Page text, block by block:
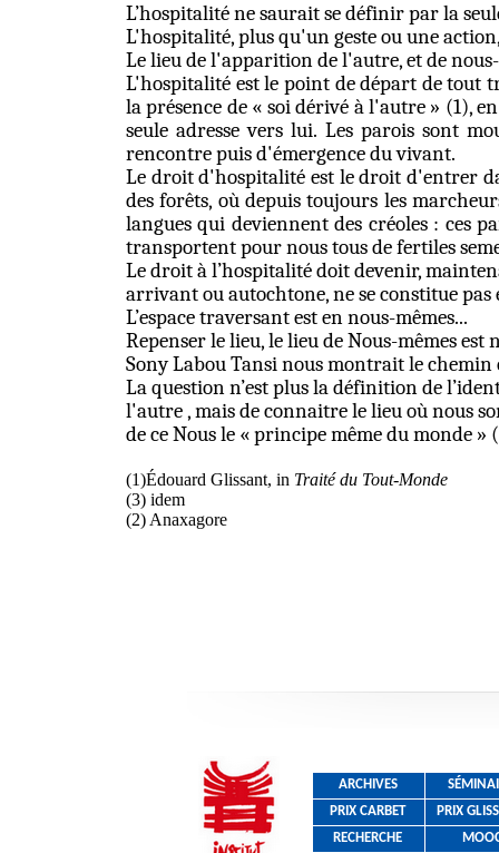
L’hospitalité ne saurait se définir par la
L'hospitalité, plus qu'un geste ou une
Le lieu de l'apparition de l'autre, et de
L'hospitalité est le point de départ de tout
la présence de « soi dérivé à l'autre » (1),
seule adresse vers lui. Les parois sont
rencontre puis d'émergence du vivant.
Le droit d'hospitalité est le droit d'entrer
des forêts, où depuis toujours les
langues qui deviennent des créoles : ces
transportent pour nous tous de fertiles
Le droit à l’hospitalité doit devenir,
arrivant ou autochtone, ne se constitue
L’espace traversant est en nous-mêmes...
Repenser le lieu, le lieu de Nous-mêmes
Sony Labou Tansi nous montrait le chemin
La question n’est plus la définition de
l'autre , mais de connaitre le lieu où nous
de ce Nous le « principe même du monde
(1)Édouard Glissant, in Traité du Tout-Monde
(3) idem
(2) Anaxagore
ARCHIVES
PRIX CARBET
PRIX
RECHERCHE